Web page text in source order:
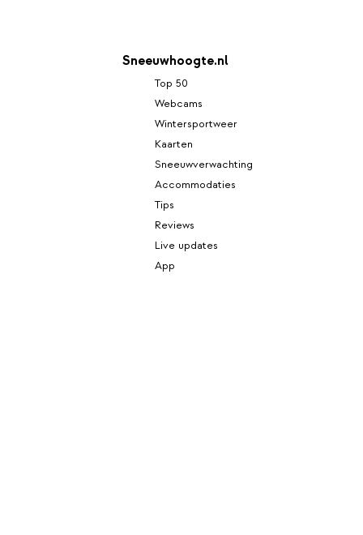
Sneeuwhoogte.nl
Top 50
Webcams
Wintersportweer
Kaarten
Sneeuwverwachting
Accommodaties
Tips
Reviews
Live updates
App